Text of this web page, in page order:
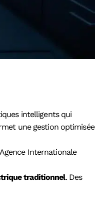
intelligents qui
une gestion optimisée
Internationale
traditionnel. Des